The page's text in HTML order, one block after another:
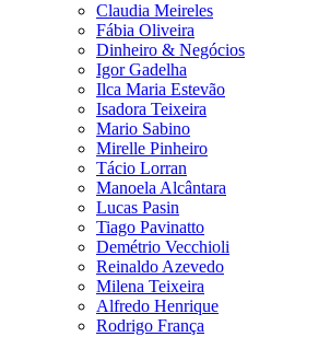
Claudia Meireles
Fábia Oliveira
Dinheiro & Negócios
Igor Gadelha
Ilca Maria Estevão
Isadora Teixeira
Mario Sabino
Mirelle Pinheiro
Tácio Lorran
Manoela Alcântara
Lucas Pasin
Tiago Pavinatto
Demétrio Vecchioli
Reinaldo Azevedo
Milena Teixeira
Alfredo Henrique
Rodrigo França